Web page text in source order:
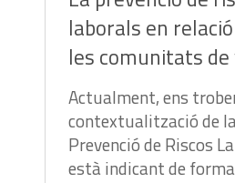
laborals en
les comunitats de
Actualment, ens
contextualització de
Prevenció de Riscos
està indicant de